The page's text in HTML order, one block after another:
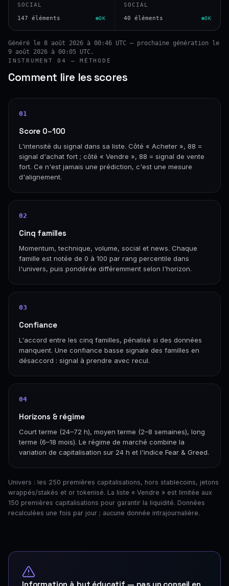
SOCIAL
147 éléments OK
SOCIAL
40 éléments OK
Généré le 8 août 2026 à 00:46 UTC — prochaine génération le
9 août 2026 à 00:05 UTC.
INSTRUMENT 04 — MÉTHODE
Comment lire les scores
01
Score 0–100
L'intensité du signal dans sa liste. Côté « Acheter », 88 =
signal d'achat fort ; côté « Vendre », 88 = signal de vente
fort. Ce n'est jamais une prédiction, c'est une mesure
d'alignement.
02
Cinq familles
Momentum, technique, volume, social et news. Chaque
famille est notée de 0 à 100 par rang percentile dans
l'univers, puis pondérée différemment selon l'horizon.
03
Confiance
L'accord entre les cinq familles, pénalisé si des données
manquent. Une confiance basse signale des familles en
désaccord : signal à prendre avec recul.
04
Horizons & régime
Court terme (24–72 h), moyen terme (2–8 semaines), long
terme (6–18 mois). Le régime de marché combine la
variation de capitalisation sur 24 h et l'indice Fear & Greed.
Univers : les 250 premières capitalisations, hors stablecoins, jetons
wrappés/stakés et or tokenisé. La liste « Vendre » est limitée aux
150 premières capitalisations pour garantir la liquidité. Données
recalculées une fois par jour ; aucune donnée intrajournalière.